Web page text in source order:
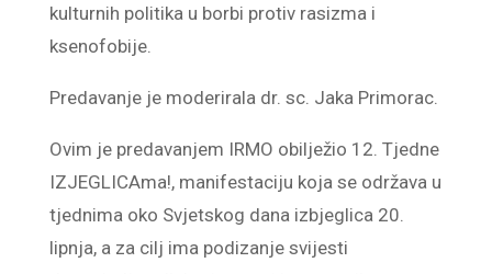
kulturnih politika u borbi protiv rasizma i
ksenofobije.
Predavanje je moderirala dr. sc. Jaka Primorac.
Ovim je predavanjem IRMO obilježio 12. Tjedne
IZJEGLICAma!, manifestaciju koja se održava u
tjednima oko Svjetskog dana izbjeglica 20.
lipnja, a za cilj ima podizanje svijesti